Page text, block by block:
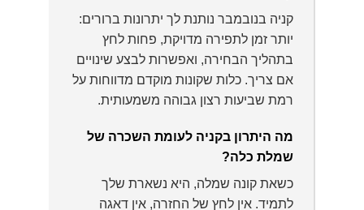
קניה בנובמבר נותנת לך יתרונות ברורים:
יותר זמן לתפירה מדויקת, פחות לחץ
בתהליך הבחירה, ואפשרות לבצע שינויים
אם צריך. כלות שקונות מוקדם מדווחות על
רמת שביעות רצון גבוהה משמעותית.
מה היתרון בקניה לעומת השכרה של
שמלת כלה?
כשאת קונה שמלה, היא נשארת שלך
לתמיד. אין לחץ של החזרה, אין דאגה